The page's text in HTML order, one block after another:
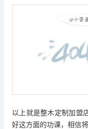
以上就是整木定制加盟
好这方面的功课，相信